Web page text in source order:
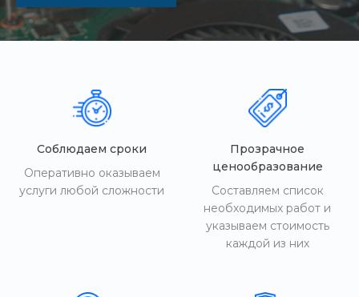
Соблюдаем сроки
Оперативно оказываем
услуги любой сложности
Прозрачное
ценообразование
Составляем список
необходимых работ и
указываем стоимость
каждой из них